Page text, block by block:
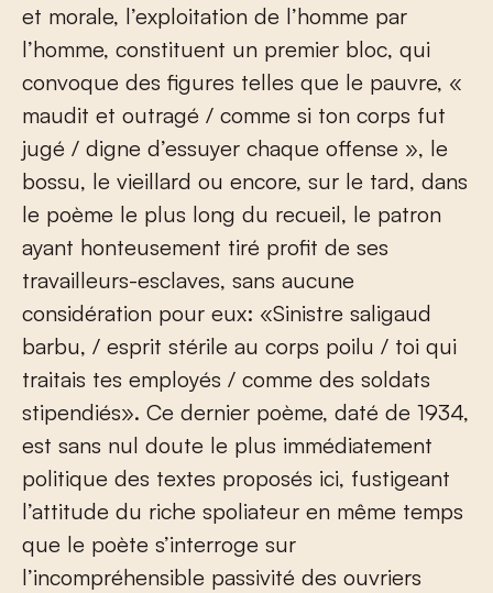
et morale, l’exploitation de l’homme par
l’homme, constituent un premier bloc, qui
convoque des figures telles que le pauvre, «
maudit et outragé / comme si ton corps fut
jugé / digne d’essuyer chaque offense », le
bossu, le vieillard ou encore, sur le tard, dans
le poème le plus long du recueil, le patron
ayant honteusement tiré profit de ses
travailleurs-esclaves, sans aucune
considération pour eux: «Sinistre saligaud
barbu, / esprit stérile au corps poilu / toi qui
traitais tes employés / comme des soldats
stipendiés». Ce dernier poème, daté de 1934,
est sans nul doute le plus immédiatement
politique des textes proposés ici, fustigeant
l’attitude du riche spoliateur en même temps
que le poète s’interroge sur
l’incompréhensible passivité des ouvriers